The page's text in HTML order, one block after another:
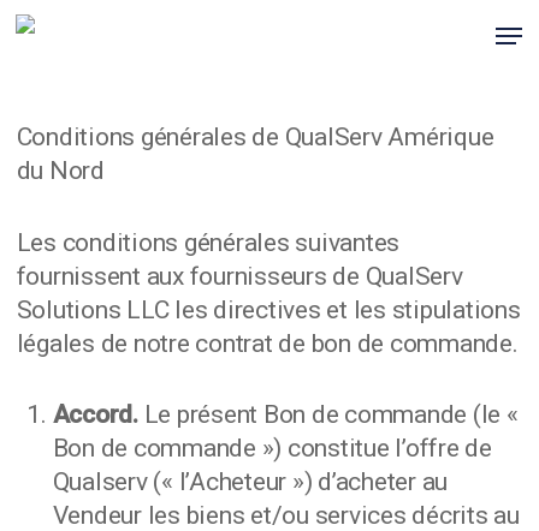
Skip
Conditions générales de QualServ Amérique
du Nord
Les conditions générales suivantes
fournissent aux fournisseurs de QualServ
Solutions LLC les directives et les stipulations
légales de notre contrat de bon de commande.
Accord. Le présent Bon de commande (le «
Bon de commande ») constitue l’offre de
Qualserv (« l’Acheteur ») d’acheter au
Vendeur les biens et/ou services décrits au